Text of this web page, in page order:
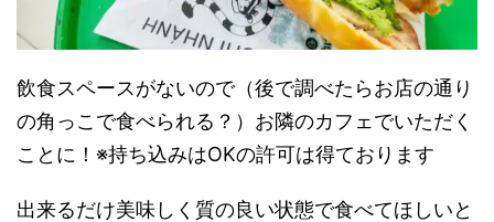
飲食スペースがないので（後で調べたらお店の通り
の角っこで食べられる？）お隣のカフェでいただく
ことに！※持ち込みはOKの許可は得ております
出来るだけ美味しく質の良い状態で食べてほしいと